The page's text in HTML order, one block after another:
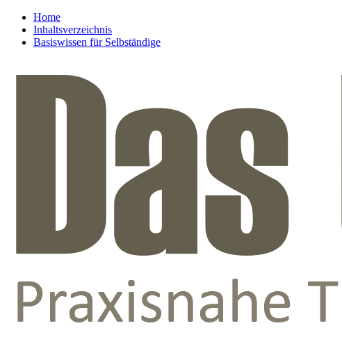
Home
Inhaltsverzeichnis
Basiswissen für Selbständige